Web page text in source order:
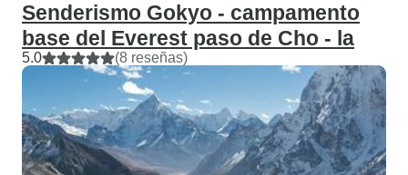
Senderismo Gokyo - campamento
base del Everest paso de Cho - la
5.0 (8 reseñas)